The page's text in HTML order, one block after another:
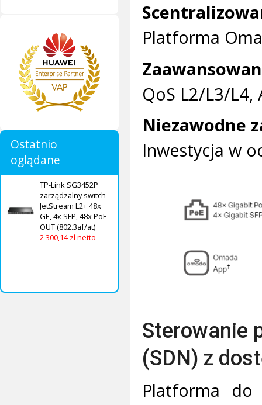
Ostatnio
oglądane
TP-Link SG3452P
zarządzalny switch
JetStream L2+ 48x
GE, 4x SFP, 48x PoE
OUT (802.3af/at)
2 300,14 zł netto
Platforma
QoS L2/L3/L4,
Niezawodne
Inwestycja w
Sterowanie
(SDN) z
Platforma do